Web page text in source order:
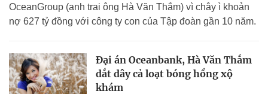
OceanGroup (anh trai ông Hà Văn Thắm) vì chây ì khoản
nợ 627 tỷ đồng với công ty con của Tập đoàn gần 10 năm.
Đại án Oceanbank, Hà Văn Thắm
dắt dây cả loạt bóng hồng xộ
khám